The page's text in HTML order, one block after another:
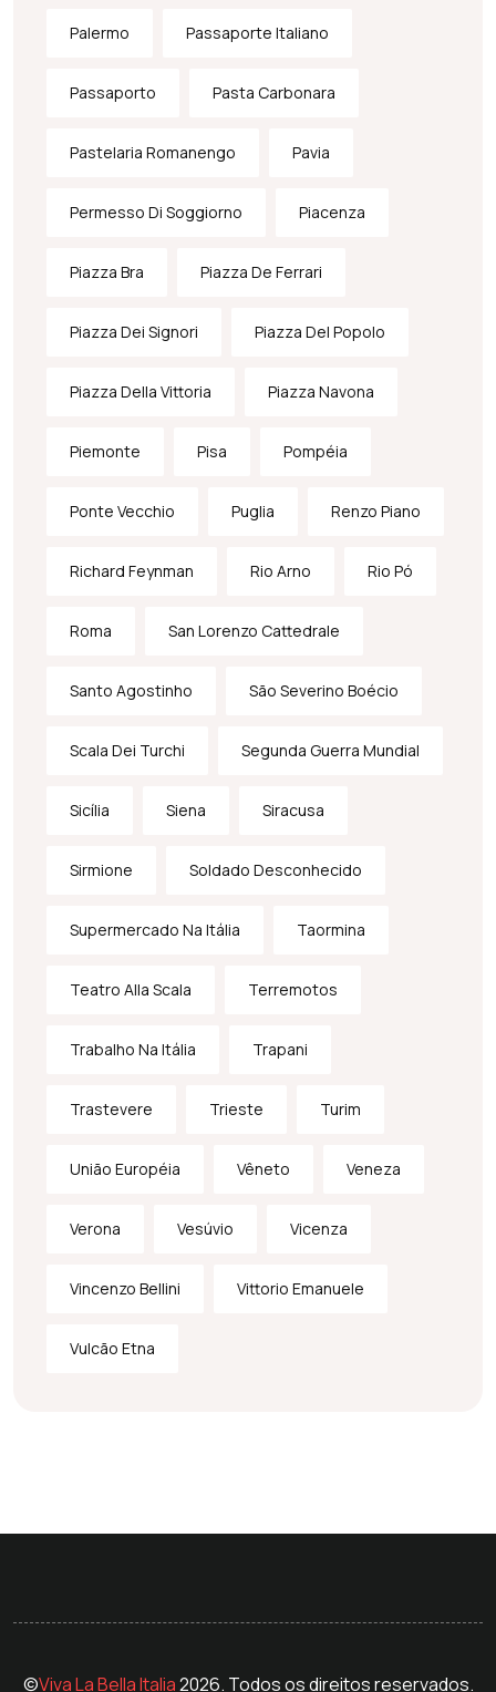
Palermo Passaporte Italiano
Passaporto Pasta Carbonara
Pastelaria Romanengo Pavia
Permesso Di Soggiorno Piacenza
Piazza Bra Piazza De Ferrari
Piazza Dei Signori Piazza Del Popolo
Piazza Della Vittoria Piazza Navona
Piemonte Pisa Pompéia
Ponte Vecchio Puglia Renzo Piano
Richard Feynman Rio Arno Rio Pó
Roma San Lorenzo Cattedrale
Santo Agostinho São Severino Boécio
Scala Dei Turchi Segunda Guerra Mundial
Sicília Siena Siracusa
Sirmione Soldado Desconhecido
Supermercado Na Itália Taormina
Teatro Alla Scala Terremotos
Trabalho Na Itália Trapani
Trastevere Trieste Turim
União Européia Vêneto Veneza
Verona Vesúvio Vicenza
Vincenzo Bellini Vittorio Emanuele
Vulcão Etna
©Viva La Bella Italia2026. Todos os direitos reservados.